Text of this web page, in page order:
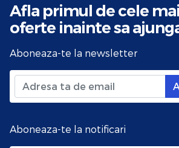
Afla primul de cele
oferte inainte sa
Aboneaza-te la newsletter
Aboneaza-te la notificari